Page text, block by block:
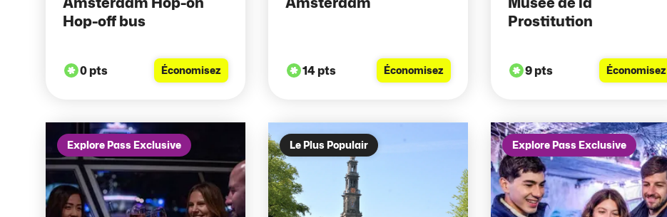
Hop-off bus
0 pts Économisez 14 pts Économisez
Prostitution
9 pts Économisez
Explore Pass Exclusive Le Plus Populair Explore Pass Exclusive